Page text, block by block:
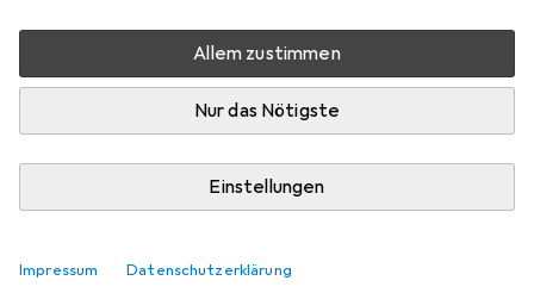
Allem zustimmen
Nur das Nötigste
Einstellungen
Impressum Datenschutzerklärung
Mehr als 10 Stück an Lager beim Drittanbieter
Lieferort angeben für genaue Lieferzeit
teppichversand24DE
In den Warenkorb